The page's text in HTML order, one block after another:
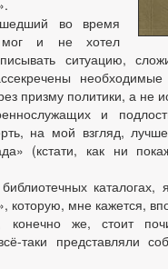
во время
мог и не хотел
ситуацию,
призму политики, а не
и
на мой взгляд,
(кстати, как ни
которую, мне кажется,
же, стоит
таки представляли